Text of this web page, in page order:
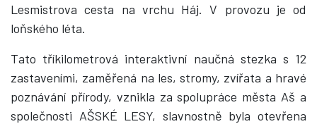
Lesmistrova cesta na vrchu Háj. V provozu je od
loňského léta.
Tato tříkilometrová interaktivní naučná stezka s 12
zastaveními, zaměřená na les, stromy, zvířata a hravé
poznávání přírody, vznikla za spolupráce města Aš a
společnosti AŠSKÉ LESY, slavnostně byla otevřena